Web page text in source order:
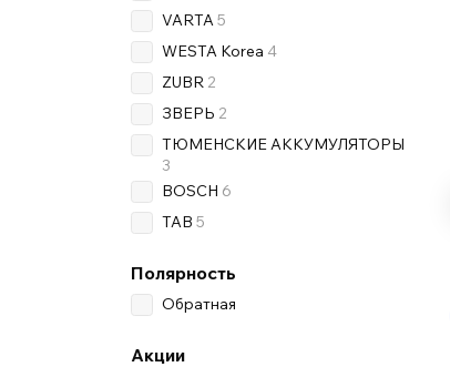
VARTA 5
WESTA Korea 4
ZUBR 2
ЗВЕРЬ 2
ТЮМЕНСКИЕ АККУМУЛЯТОРЫ
3
BOSCH 6
TAB 5
Полярность
Обратная
Акции